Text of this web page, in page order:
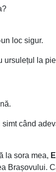
loc sigur.
ursulețul la
când
la sora mea,
Brașovului.